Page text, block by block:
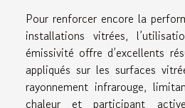
Pour renforcer encore la
installations vitrées,
émissivité offre d’excellents
appliqués sur les surfaces
rayonnement infrarouge,
chaleur et participant